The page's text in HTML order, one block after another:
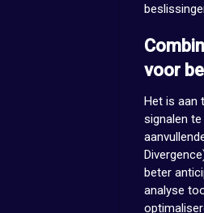
voor
Het is aan
signalen
beter
analyse